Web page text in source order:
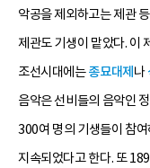
악공을 제외하고는 제관
제관도 기생이 맡았다. 이
조선시대에는종묘대제 나
음악은 선비들의 음악인
300여 명의 기생들이 참
지속되었다고 한다. 또